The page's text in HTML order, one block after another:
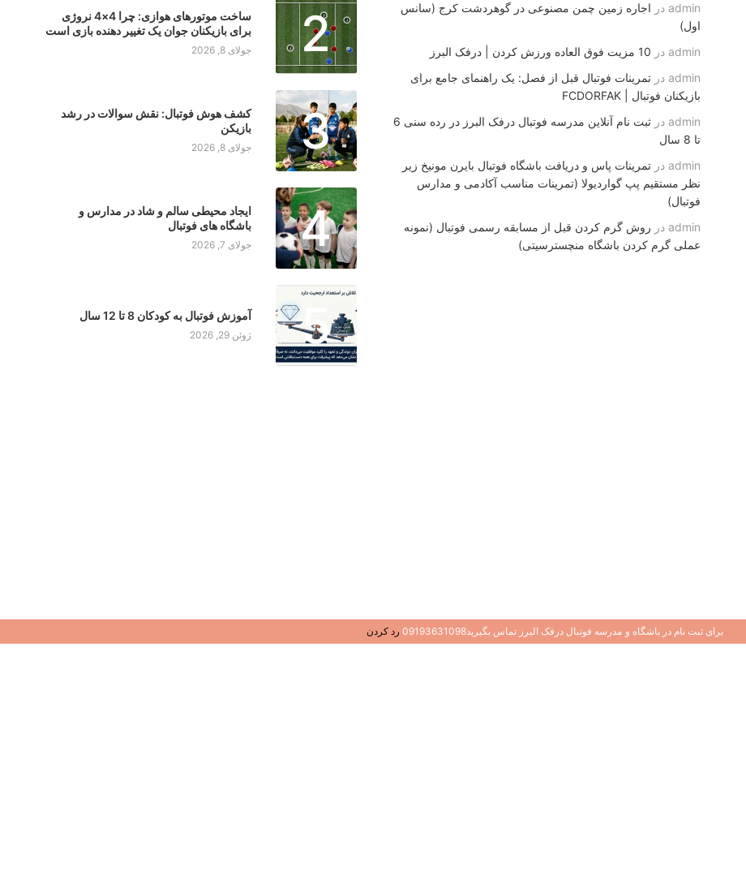
admin در اجاره زمین چمن مصنوعی در گوهردشت کرج (سانس
اول)
admin در 10 مزیت فوق العاده ورزش کردن | درفک البرز
admin در تمرینات فوتبال قبل از فصل: یک راهنمای جامع برای
بازیکنان فوتبال | FCDORFAK
admin در
ثبت نام آنلاین مدرسه فوتبال درفک البرز در رده سنی 6
تا 8 سال
admin در تمرینات پاس و دریافت باشگاه فوتبال بایرن مونیخ زیر
نظر مستقیم پپ گواردیولا (تمرینات مناسب آکادمی و مدارس
فوتبال)
admin در روش گرم کردن قبل از مسابقه رسمی فوتبال (نمونه
عملی گرم کردن باشگاه منچسترسیتی)
2
ساخت موتورهای هوازی: چرا 4×4 نروژی
برای بازیکنان جوان یک تغییر دهنده بازی است
جولای 8, 2026
3
کشف هوش فوتبال: نقش سوالات در رشد
بازیکن
جولای 8, 2026
4
ایجاد محیطی سالم و شاد در مدارس و
باشگاه های فوتبال
جولای 7, 2026
5 آموزش فوتبال به کودکان 8 تا 12 سال
ژوئن 29, 2026
برای ثبت نام در باشگاه و مدرسه فوتبال درفک البرز تماس بگیرید09193631098 رد کردن